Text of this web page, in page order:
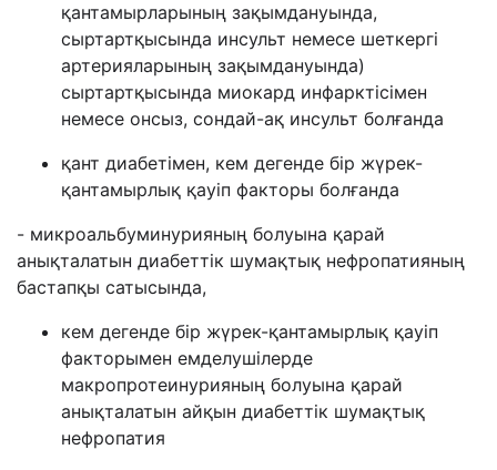
қантамырларының зақымдануында,
сыртартқысында инсульт немесе шеткергі
артерияларының зақымдануында)
сыртартқысында миокард инфарктісімен
немесе онсыз, сондай-ақ инсульт болғанда
қант диабетімен, кем дегенде бір жүрек-
қантамырлық қауіп факторы болғанда
- микроальбуминурияның болуына қарай
анықталатын диабеттік шумақтық нефропатияның
бастапқы сатысында,
кем дегенде бір жүрек-қантамырлық қауіп
факторымен емделушілерде
макропротеинурияның болуына қарай
анықталатын айқын диабеттік шумақтық
нефропатия